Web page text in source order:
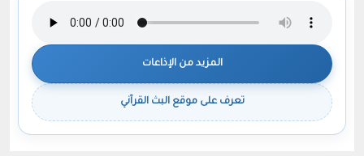
المزيد من الإذاعات
تعرف على موقع البث القرآني